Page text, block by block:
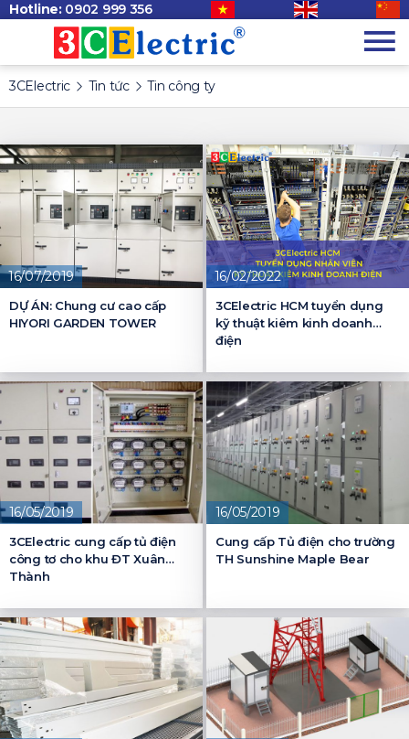
Hotline: 0902 999 356
3CElectric Tin tức Tin công ty
16/07/2019
DỰ ÁN: Chung cư cao cấp
HIYORI GARDEN TOWER
16/02/2022
3CElectric HCM tuyển dụng
kỹ thuật kiêm kinh doanh
điện
16/05/2019
3CElectric cung cấp tủ điện
công tơ cho khu ĐT Xuân
Thành
16/05/2019
Cung cấp Tủ điện cho trường
TH Sunshine Maple Bear